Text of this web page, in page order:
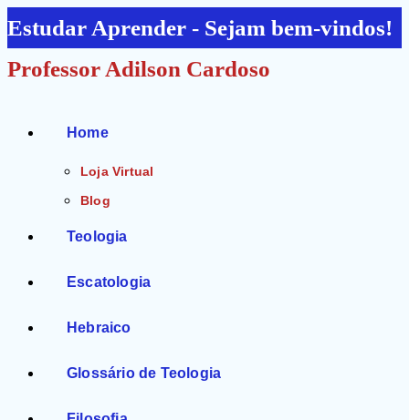
Ir
para
o
Estudar Aprender - Sejam bem-vindos!
Professor Adilson Cardoso
Home
Loja Virtual
Blog
Teologia
Escatologia
Hebraico
Glossário de Teologia